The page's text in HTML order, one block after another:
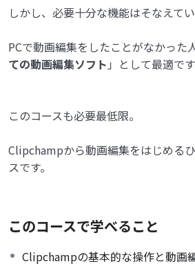
しかし、必要十分な機能はそなえてい
PCで動画編集をしたことがなかった
ての動画編集ソフト 」として最適です
このコースも必要最低限。
Clipchampから動画編集をはじめる
スです。
このコースで学べること
Clipchampの基本的な操作と動画